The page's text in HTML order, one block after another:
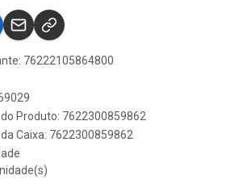
76222105864800
Produto: 7622300859862
Caixa: 7622300859862